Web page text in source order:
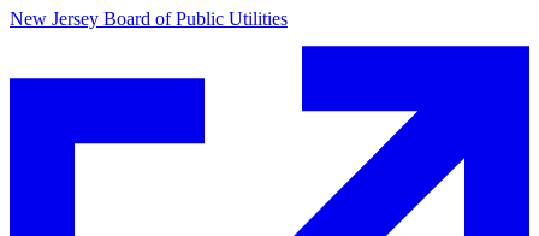
New Jersey Board of Public Utilities